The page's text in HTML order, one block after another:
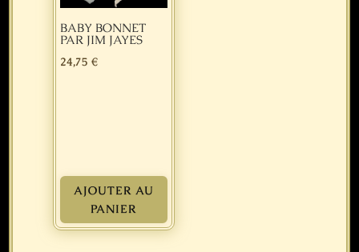
BABY BONNET
PAR JIM JAYES
24,75€
AJOUTER AU
PANIER